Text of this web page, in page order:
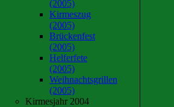
(2005)
Kirmeszug
(2005)
Brückenfest
(2005)
Helferfete
(2005)
Weihnachtsgrillen
(2005)
Kirmesjahr 2004